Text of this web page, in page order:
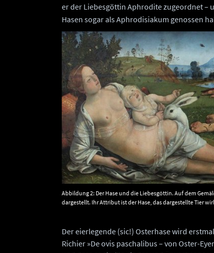
er der Liebesgöttin Aphrodite zugeordnet –
Hasen sogar als Aphrodisiakum genossen
Abbildung 2: Der Hase und die Liebesgöttin. Auf dem
dargestellt. Ihr Attribut ist der Hase, das dargestellte Tier
Der eierlegende (sic!) Osterhase wird
Richier »De ovis paschalibus – von Oster-